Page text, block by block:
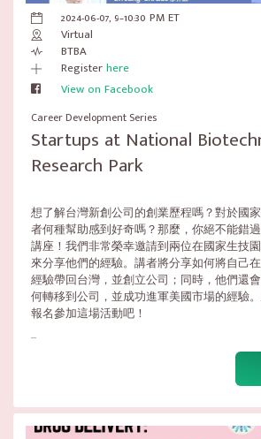
2024-06-07, 9–10:30 PM ET
Virtual
BTBA
Registerhere
View on Facebook
Career Development Series
Startups at National
Research Park
想了解台灣新創公司的創業歷程嗎？對於國
者何種幫助感到好奇嗎？那麼，你絕不能錯
講座！我們非常榮幸邀請到兩位在國家生技
來分享他們的經驗。講者將分享如何將自己
經驗帶回台灣，並創立公司；同時，他們還
何轉移到公司，並成功進軍美國市場的經驗
報名參加這場活動吧！
...